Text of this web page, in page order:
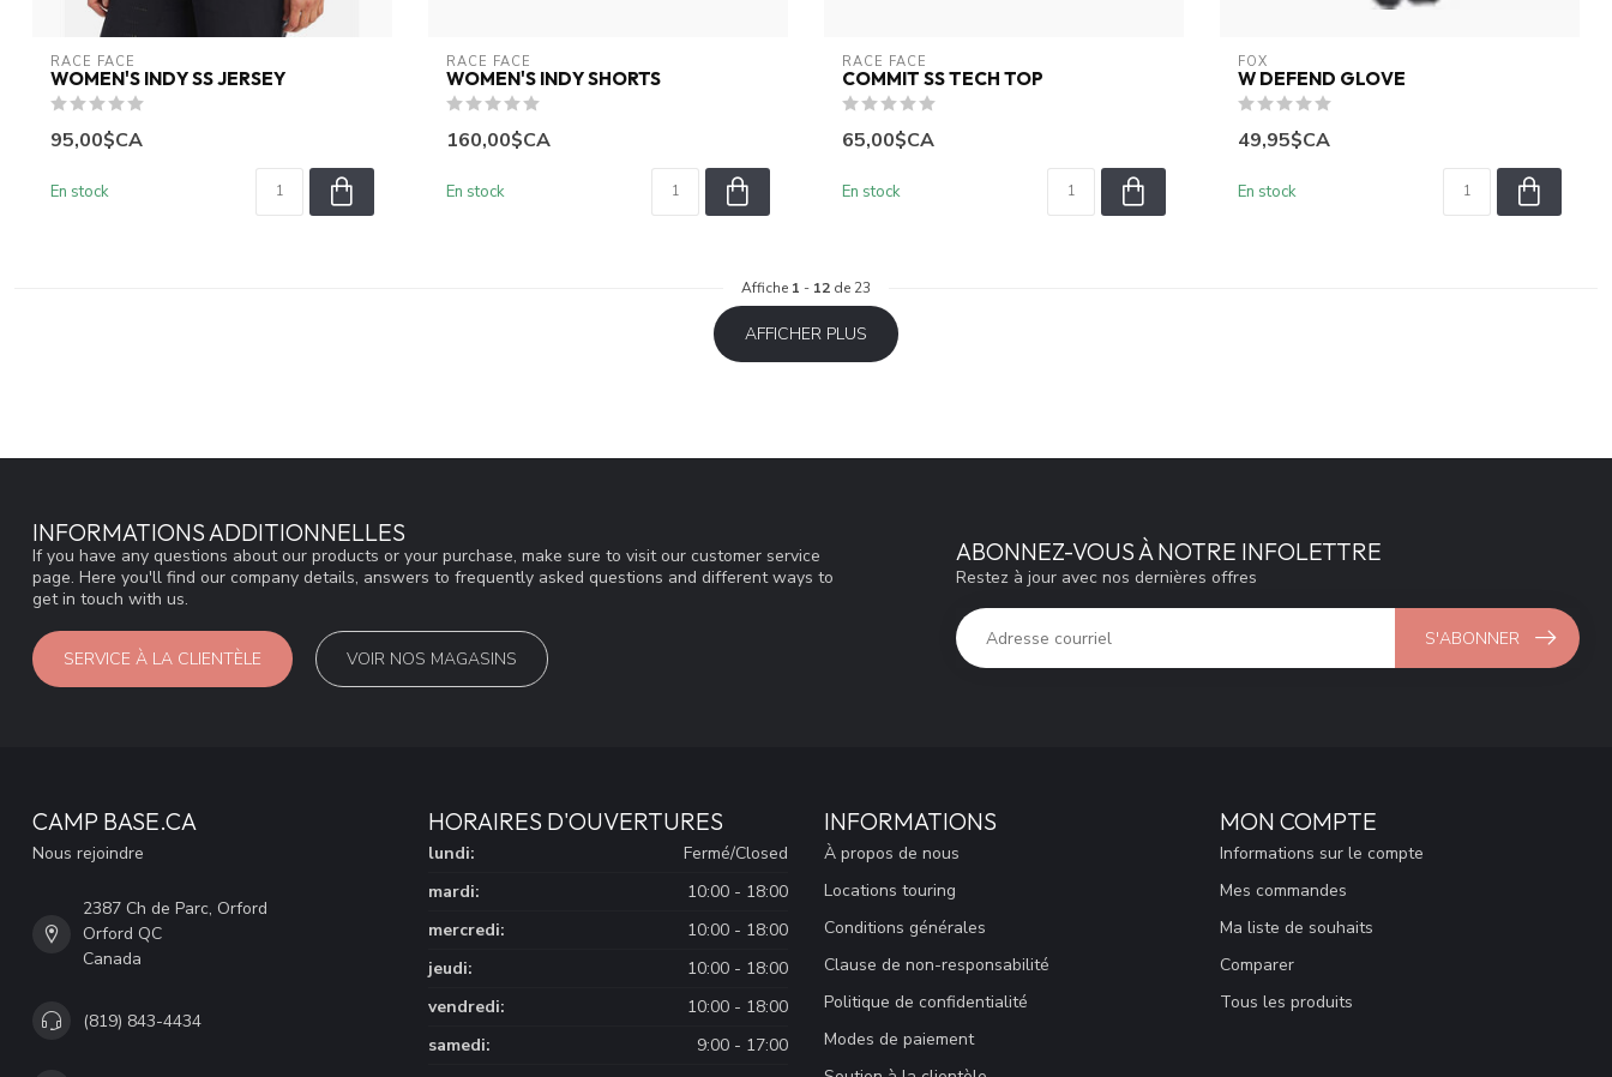
RACE FACE
WOMEN'S INDY SS JERSEY
95,00$CA
En stock
RACE FACE
WOMEN'S INDY SHORTS
160,00$CA
En stock
RACE FACE
COMMIT SS TECH TOP
65,00$CA
En stock
FOX
W DEFEND GLOVE
49,95$CA
En stock
Affiche 1 - 12 de 23
AFFICHER PLUS
INFORMATIONS ADDITIONNELLES
If you have any questions about our products or your purchase, make sure to visit our customer service
page. Here you'll find our company details, answers to frequently asked questions and different ways to
get in touch with us.
SERVICE À LA CLIENTÈLE VOIR NOS MAGASINS
ABONNEZ-VOUS À NOTRE INFOLETTRE
Restez à jour avec nos dernières offres
S'ABONNER
CAMP BASE.CA
Nous rejoindre
2387 Ch de Parc, Orford
Orford QC
Canada
(819) 843-4434
HORAIRES D'OUVERTURES
lundi:
Fermé/Closed
mardi:
10:00 - 18:00
mercredi:
10:00 - 18:00
jeudi:
10:00 - 18:00
vendredi:
10:00 - 18:00
samedi:
9:00 - 17:00
INFORMATIONS
À propos de nous
Locations touring
Conditions générales
Clause de non-responsabilité
Politique de confidentialité
Modes de paiement
MON COMPTE
Informations sur le compte
Mes commandes
Ma liste de souhaits
Comparer
Tous les produits